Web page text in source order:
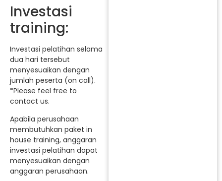
Investasi
training:
Investasi pelatihan selama
dua hari tersebut
menyesuaikan dengan
jumlah peserta (on call).
*Please feel free to
contact us.
Apabila perusahaan
membutuhkan paket in
house training, anggaran
investasi pelatihan dapat
menyesuaikan dengan
anggaran perusahaan.